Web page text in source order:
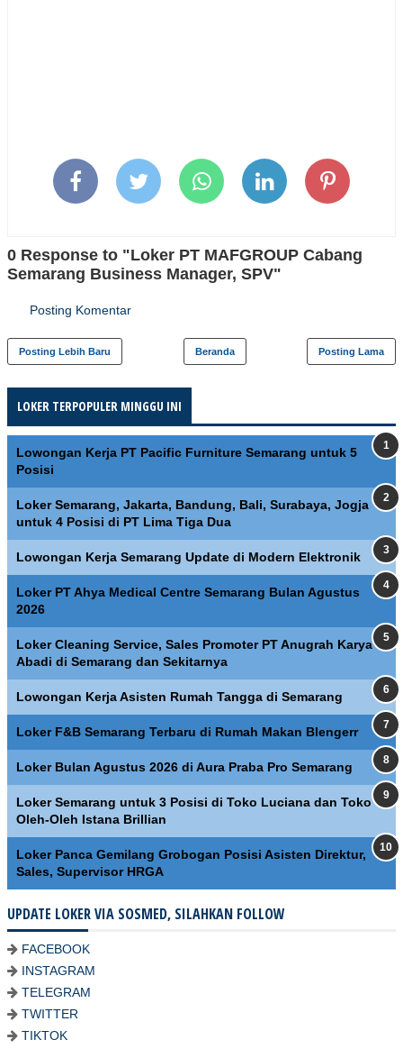
0 Response to "Loker PT MAFGROUP Cabang
Semarang Business Manager, SPV"
Posting Komentar
Posting Lebih Baru Posting Lama
Beranda
LOKER TERPOPULER MINGGU INI
Lowongan Kerja PT Pacific Furniture Semarang untuk 5
Posisi
Loker Semarang, Jakarta, Bandung, Bali, Surabaya, Jogja
untuk 4 Posisi di PT Lima Tiga Dua
Lowongan Kerja Semarang Update di Modern Elektronik
Loker PT Ahya Medical Centre Semarang Bulan Agustus
2026
Loker Cleaning Service, Sales Promoter PT Anugrah Karya
Abadi di Semarang dan Sekitarnya
Lowongan Kerja Asisten Rumah Tangga di Semarang
Loker F&B Semarang Terbaru di Rumah Makan Blengerr
Loker Bulan Agustus 2026 di Aura Praba Pro Semarang
Loker Semarang untuk 3 Posisi di Toko Luciana dan Toko
Oleh-Oleh Istana Brillian
Loker Panca Gemilang Grobogan Posisi Asisten Direktur,
Sales, Supervisor HRGA
UPDATE LOKER VIA SOSMED, SILAHKAN FOLLOW
FACEBOOK
INSTAGRAM
TELEGRAM
TWITTER
TIKTOK